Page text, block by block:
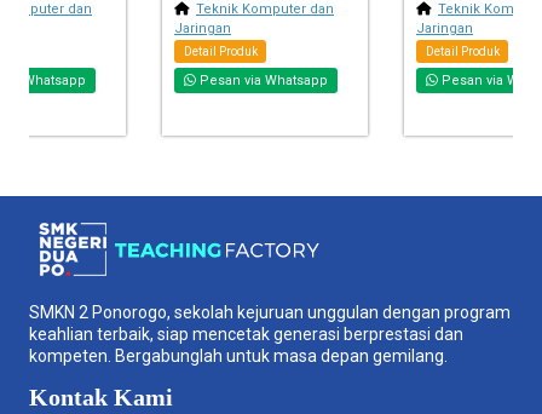
dan
Whatsapp
Teknik Komputer dan
Jaringan
Detail Produk
Pesan via Whatsapp
Teknik
Jaringan
Detail Produk
Pesan via
SMKN 2 Ponorogo, sekolah kejuruan unggulan dengan program
keahlian terbaik, siap mencetak generasi berprestasi dan
kompeten. Bergabunglah untuk masa depan gemilang.
Kontak Kami